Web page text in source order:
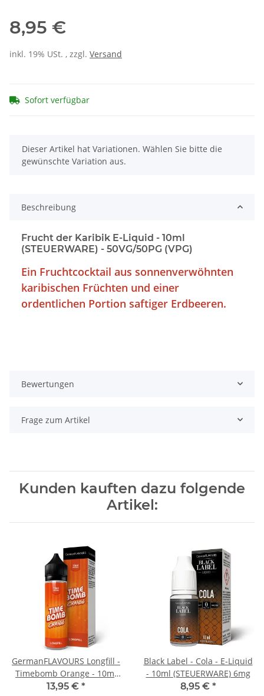
8,95 €
inkl. 19% USt. , zzgl. Versand
Sofort verfügbar
x
Dieser Artikel hat Variationen. Wählen Sie bitte die
gewünschte Variation aus.
Beschreibung
Frucht der Karibik E-Liquid - 10ml
(STEUERWARE) - 50VG/50PG (VPG)
Ein Fruchtcocktail aus sonnenverwöhnten
karibischen Früchten und einer
ordentlichen Portion saftiger Erdbeeren.
Bewertungen
Frage zum Artikel
Kunden kauften dazu folgende
Artikel:
GermanFLAVOURS Longfill -
Timebomb Orange - 10ml
(STEUERWARE)
13,95 € *
Black Label - Cola - E-Liquid
- 10ml (STEUERWARE) 6mg
8,95 € *